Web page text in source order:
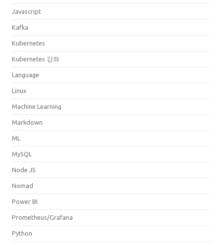
Javascript
Kafka
Kubernetes
Kubernetes 강좌
Language
Linux
Machine Learning
Markdown
ML
MySQL
Node JS
Nomad
Power BI
Prometheus/Grafana
Python